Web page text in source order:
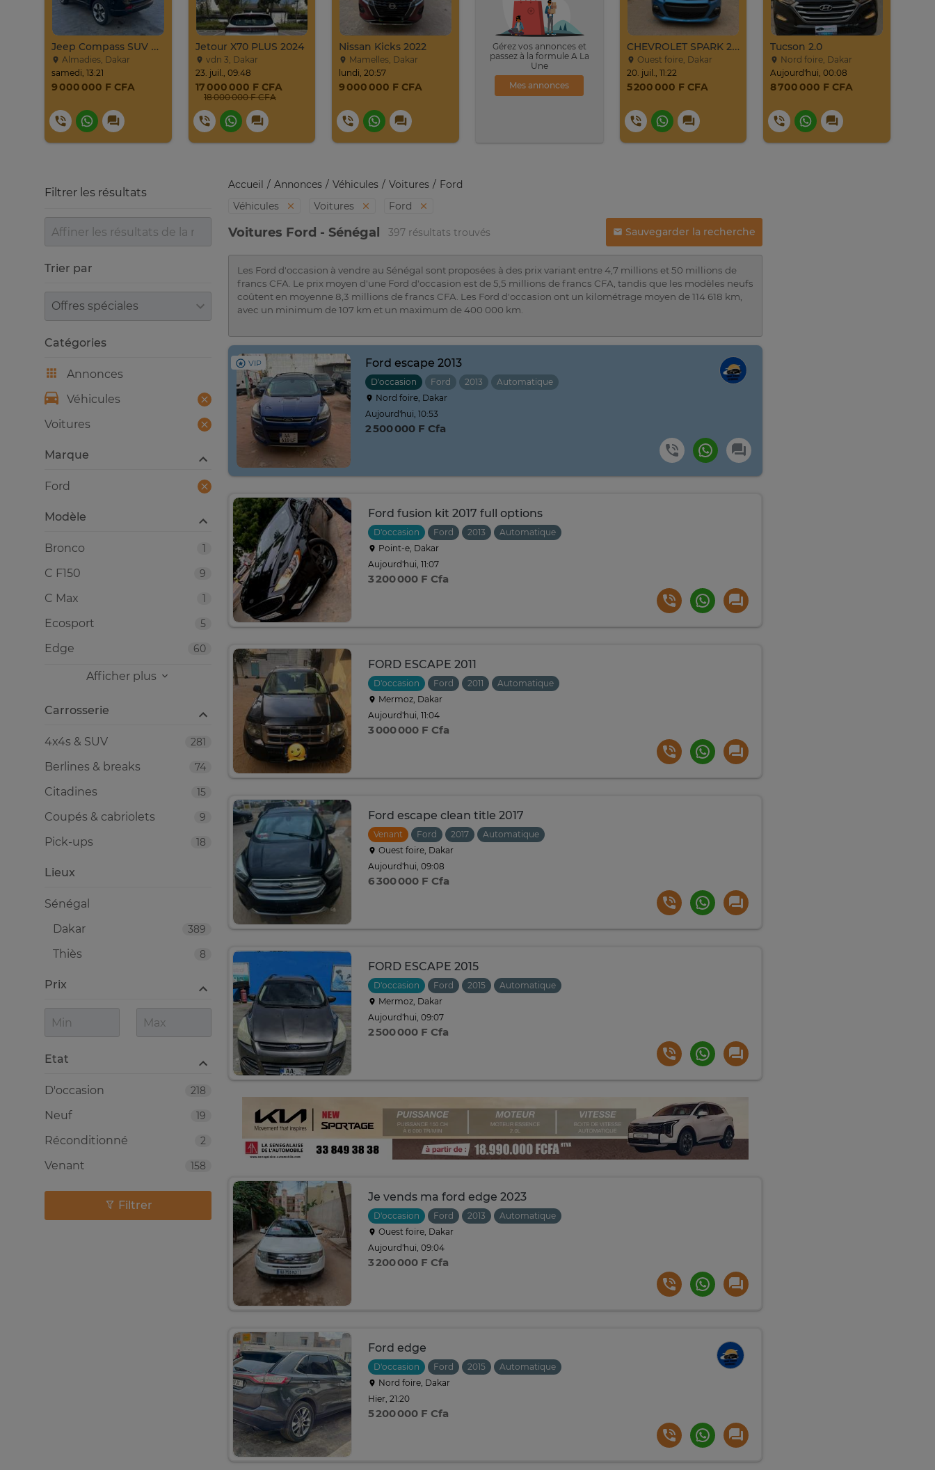
Jeep Compass SUV Noir Essence Automatique
Almadies, Dakar
samedi, 13:21
9 000 000 F CFA
Jetour X70 PLUS 2024
vdn 3, Dakar
23. juil., 09:48
17 000 000 F CFA
18 000 000 F CFA
Nissan Kicks 2022
Mamelles, Dakar
lundi, 20:57
9 000 000 F CFA
Gérez vos annonces et
passez à la formule A La
Une
Mes annonces
CHEVROLET SPARK 2017
Ouest foire, Dakar
20. juil., 11:22
5 200 000 F CFA
Tucson 2.0
Nord foire, Dakar
Aujourd'hui, 00:08
8 700 000 F CFA
Accueil Annonces Véhicules Voitures
Ford
Véhicules
Voitures Ford
Voitures Ford - Sénégal 397 résultats trouvés Sauvegarder la recherche
Les Ford d'occasion à vendre au Sénégal sont proposées à des prix variant entre 4,7 millions et 50 millions de
francs CFA. Le prix moyen d'une Ford d'occasion est de 5,5 millions de francs CFA, tandis que les modèles neufs
coûtent en moyenne 8,3 millions de francs CFA. Les Ford d'occasion ont un kilométrage moyen de 114 618 km,
avec un minimum de 107 km et un maximum de 400 000 km.
VIP Ford escape 2013
D'occasion Ford 2013
Automatique
Nord foire, Dakar
Aujourd'hui, 10:53
2 500 000 F Cfa
Ford fusion kit 2017 full options
D'occasion Ford 2013
Automatique
Point-e, Dakar
Aujourd'hui, 11:07
3 200 000 F Cfa
FORD ESCAPE 2011
D'occasion Ford 2011
Automatique
Mermoz, Dakar
Aujourd'hui, 11:04
3 000 000 F Cfa
Ford escape clean title 2017
Venant Ford 2017
Automatique
Ouest foire, Dakar
Aujourd'hui, 09:08
6 300 000 F Cfa
FORD ESCAPE 2015
D'occasion Ford 2015
Automatique
Mermoz, Dakar
Aujourd'hui, 09:07
2 500 000 F Cfa
Je vends ma ford edge 2023
D'occasion Ford 2013
Automatique
Ouest foire, Dakar
Aujourd'hui, 09:04
3 200 000 F Cfa
Ford edge
D'occasion Ford 2015
Automatique
Nord foire, Dakar
Hier, 21:20
5 200 000 F Cfa
Filtrer les résultats
Trier par
Trier par
Catégories
Annonces
Véhicules
Voitures
Lieux
Sénégal
389
Dakar
8
Thiès
Prix
Etat
218
D'occasion
19
Neuf
2
Réconditionné
158
Venant
Marque
Ford
Modèle
1
Bronco
9
C F150
1
C Max
5
Ecosport
60
Edge
Afficher plus
Carrosserie
281
4x4s & SUV
74
Berlines & breaks
15
Citadines
9
Coupés & cabriolets
18
Pick-ups
Filtrer